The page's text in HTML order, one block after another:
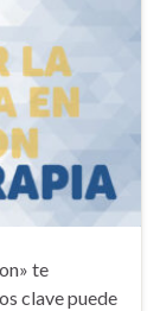
te
clave puede